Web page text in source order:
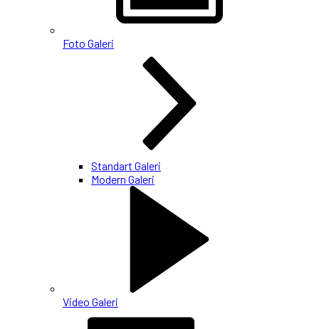
Foto Galeri
Standart Galeri
Modern Galeri
Video Galeri